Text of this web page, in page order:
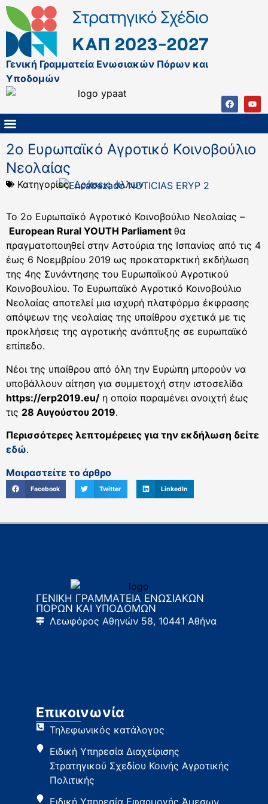
Γενική Γραμματεία Ενωσιακών Πόρων και
Υποδομών
2ο Ευρωπαϊκό Αγροτικό Κοινοβούλιο
Νεολαίας
Κατηγορίες:Δράσεις άλλων
Το 2ο Ευρωπαϊκό Αγροτικό Κοινοβούλιο Νεολαίας –
European Rural YOUTH Parliament θα
πραγματοποιηθεί στην Αστούρια της Ισπανίας από τις 4
έως 6 Νοεμβρίου 2019 ως προκαταρκτική εκδήλωση
της 4ης Συνάντησης του Ευρωπαϊκού Αγροτικού
Κοινοβουλίου. Το Ευρωπαϊκό Αγροτικό Κοινοβούλιο
Νεολαίας αποτελεί μια ισχυρή πλατφόρμα έκφρασης
απόψεων της νεολαίας της υπαίθρου σχετικά με τις
προκλήσεις της αγροτικής ανάπτυξης σε ευρωπαϊκό
επίπεδο.
Νέοι της υπαίθρου από όλη την Ευρώπη μπορούν να
υποβάλλουν αίτηση για συμμετοχή στην ιστοσελίδα
https://erp2019.eu/ η οποία παραμένει ανοιχτή έως
τις 28 Αυγούστου 2019.
Περισσότερες λεπτομέρειες για την εκδήλωση δείτε
εδώ.
Μοιραστείτε το άρθρο
Facebook Twitter LinkedIn
ΓΕΝΙΚΗ ΓΡΑΜΜΑΤΕΙΑ ΕΝΩΣΙΑΚΩΝ
ΠΟΡΩΝ ΚΑΙ ΥΠΟΔΟΜΩΝ
Λεωφόρος Αθηνών 58, 10441 Αθήνα
Επικοινωνία
Τηλεφωνικός κατάλογος
Ειδική Υπηρεσία Διαχείρισης
Στρατηγικού Σχεδίου Κοινής Αγροτικής
Πολιτικής
Ειδική Υπηρεσία Εφαρμογής Άμεσων